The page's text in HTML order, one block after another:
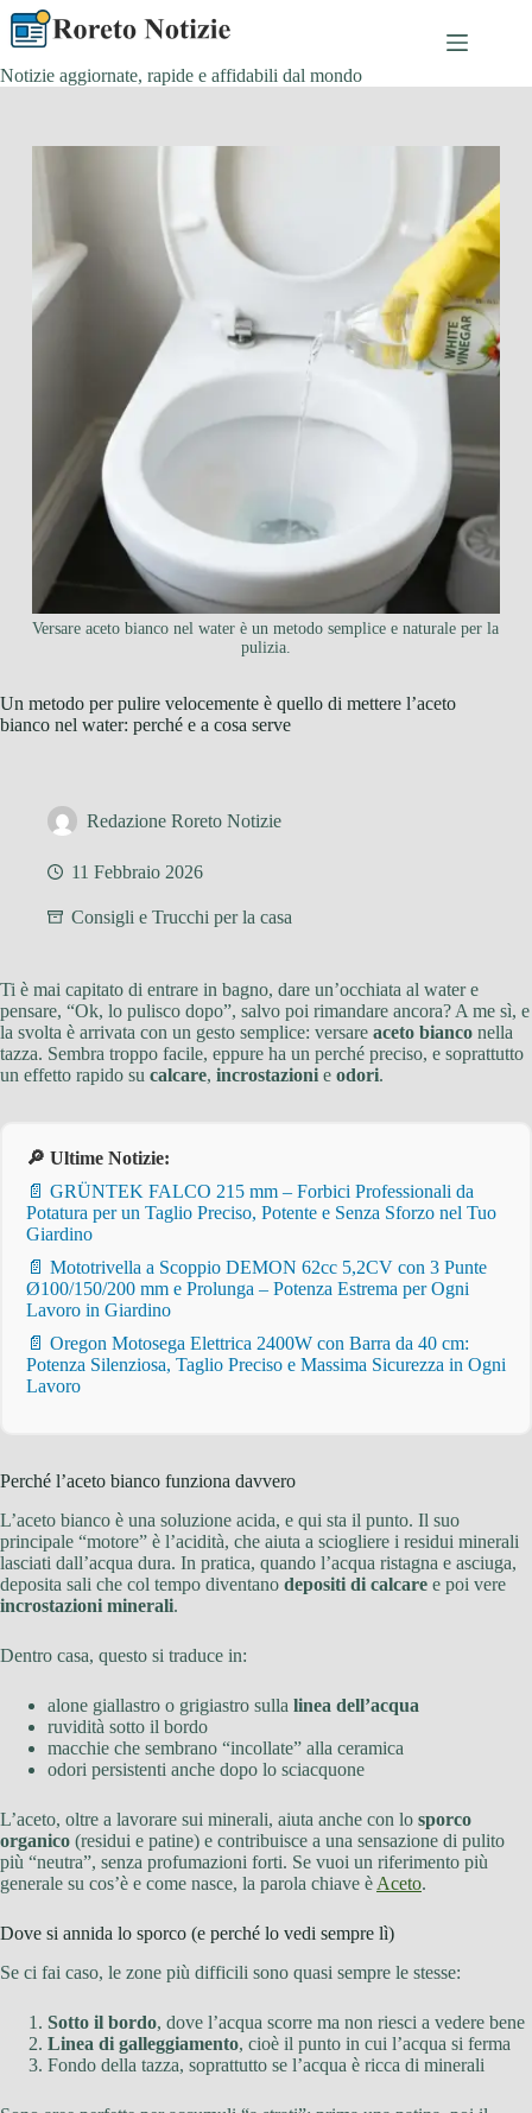
Salta
contenuto
Notizie aggiornate, rapide e affidabili dal mondo
Versare aceto bianco nel water è un metodo semplice e naturale per la
pulizia.
Un metodo per pulire velocemente è quello di mettere l’aceto
bianco nel water: perché e a cosa serve
Redazione Roreto Notizie
11 Febbraio 2026
Consigli e Trucchi per la casa
Ti è mai capitato di entrare in bagno, dare un’occhiata al water e
pensare, “Ok, lo pulisco dopo”, salvo poi rimandare ancora? A me sì, e
la svolta è arrivata con un gesto semplice: versare aceto bianco nella
tazza. Sembra troppo facile, eppure ha un perché preciso, e soprattutto
un effetto rapido su calcare, incrostazioni e odori.
🔎 Ultime Notizie:
📄 GRÜNTEK FALCO 215 mm – Forbici Professionali da
Potatura per un Taglio Preciso, Potente e Senza Sforzo nel Tuo
Giardino
📄 Mototrivella a Scoppio DEMON 62cc 5,2CV con 3 Punte
Ø100/150/200 mm e Prolunga – Potenza Estrema per Ogni
Lavoro in Giardino
📄 Oregon Motosega Elettrica 2400W con Barra da 40 cm:
Potenza Silenziosa, Taglio Preciso e Massima Sicurezza in Ogni
Lavoro
Perché l’aceto bianco funziona davvero
L’aceto bianco è una soluzione acida, e qui sta il punto. Il suo
principale “motore” è l’acidità, che aiuta a sciogliere i residui minerali
lasciati dall’acqua dura. In pratica, quando l’acqua ristagna e asciuga,
deposita sali che col tempo diventano depositi di calcare e poi vere
incrostazioni minerali.
Dentro casa, questo si traduce in:
alone giallastro o grigiastro sulla linea dell’acqua
ruvidità sotto il bordo
macchie che sembrano “incollate” alla ceramica
odori persistenti anche dopo lo sciacquone
L’aceto, oltre a lavorare sui minerali, aiuta anche con lo sporco
organico (residui e patine) e contribuisce a una sensazione di pulito
più “neutra”, senza profumazioni forti. Se vuoi un riferimento più
generale su cos’è e come nasce, la parola chiave è Aceto.
Dove si annida lo sporco (e perché lo vedi sempre lì)
Se ci fai caso, le zone più difficili sono quasi sempre le stesse:
Sotto il bordo, dove l’acqua scorre ma non riesci a vedere bene
Linea di galleggiamento, cioè il punto in cui l’acqua si ferma
Fondo della tazza, soprattutto se l’acqua è ricca di minerali